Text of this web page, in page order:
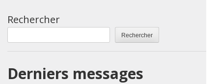
Rechercher
Rechercher
Derniers messages